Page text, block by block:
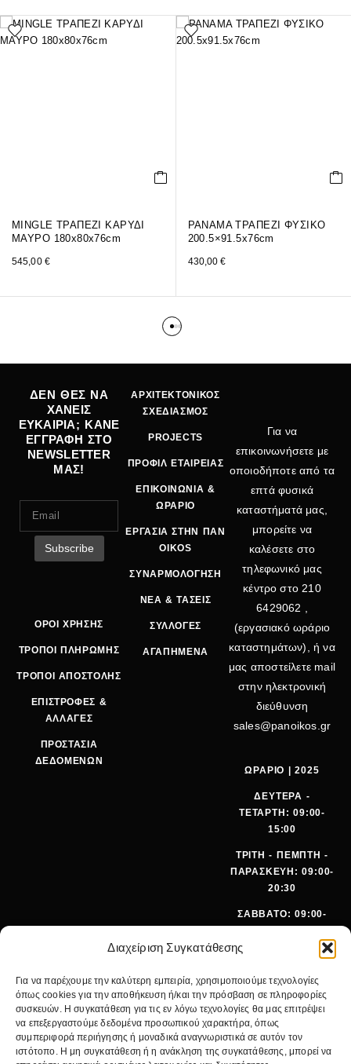
Διαχείριση Συγκατάθεσης
Για να παρέχουμε την καλύτερη εμπειρία, χρησιμοποιούμε τεχνολογίες
όπως cookies για την αποθήκευση ή/και την πρόσβαση σε πληροφορίες
συσκευών. Η συγκατάθεση για τις εν λόγω τεχνολογίες θα μας επιτρέψει
να επεξεργαστούμε δεδομένα προσωπικού χαρακτήρα, όπως
συμπεριφορά περιήγησης ή μοναδικά αναγνωριστικά σε αυτόν τον
ιστότοπο. Η μη συγκατάθεση ή η ανάκληση της συγκατάθεσης, μπορεί να
MINGLE ΤΡΑΠΕΖΙ ΚΑΡΥΔΙ
ΜΑΥΡΟ 180x80x76cm
545,00 €
PANAMA ΤΡΑΠΕΖΙ ΦΥΣΙΚΟ
200.5×91.5x76cm
430,00€
ΔΕΝ ΘΕΣ ΝΑ
ΧΑΝΕΙΣ
ΕΥΚΑΙΡΙΑ; ΚΑΝΕ
ΕΓΓΡΑΦΗ ΣΤΟ
NEWSLETTER
ΜΑΣ!
ΟΡΟΙ ΧΡΗΣΗΣ
ΤΡΟΠΟΙ ΠΛΗΡΩΜΗΣ
ΤΡΟΠΟΙ ΑΠΟΣΤΟΛΗΣ
ΕΠΙΣΤΡΟΦΕΣ &
ΑΛΛΑΓΕΣ
ΠΡΟΣΤΑΣΙΑ
ΔΕΔΟΜΕΝΩΝ
ΑΡΧΙΤΕΚΤΟΝΙΚΟΣ
ΣΧΕΔΙΑΣΜΟΣ
PROJECTS
ΠΡΟΦΙΛ ΕΤΑΙΡΕΙΑΣ
ΕΠΙΚΟΙΝΩΝΙΑ &
ΩΡΑΡΙΟ
ΕΡΓΑΣΙΑ ΣΤΗΝ ΠΑΝ
OIKOS
ΣΥΝΑΡΜΟΛΟΓΗΣΗ
ΝΕΑ & ΤΑΣΕΙΣ
ΣΥΛΛΟΓΕΣ
ΑΓΑΠΗΜΕΝΑ
Για να
επικοινωνήσετε με
οποιοδήποτε από τα
επτά φυσικά
καταστήματά μας,
μπορείτε να
καλέσετε στο
τηλεφωνικό μας
κέντρο στο 210
6429062
(εργασιακό ωράριο
καταστημάτων), ή να
μας αποστείλετε mail
στην ηλεκτρονική
διεύθυνση
sales@panoikos.gr
ΩΡΑΡΙΟ | 2025
ΔΕΥΤΕΡΑ -
ΤΕΤΑΡΤΗ: 09:00-
15:00
ΤΡΙΤΗ - ΠΕΜΠΤΗ -
ΠΑΡΑΣΚΕΥΗ: 09:00-
20:30
ΣΑΒΒΑΤΟ: 09:00-
ΩΝΟ:
642 9062
EMA
IL:
SALES@PANOI
KOS.GR
ΚΕΝΤΡΙΚ
Ο
ΝΙΚ.
ΓΚΥΖΗ 24,